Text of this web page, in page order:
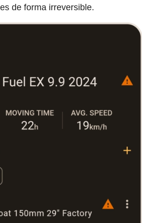
de forma irreversible.